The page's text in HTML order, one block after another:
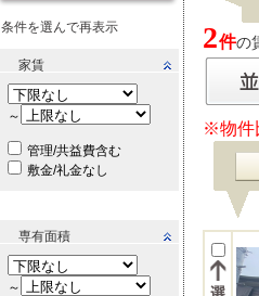
条件を選んで再表示
家賃
～
管理/共益費含む
敷金/礼金なし
専有面積
～
2件の
※物件